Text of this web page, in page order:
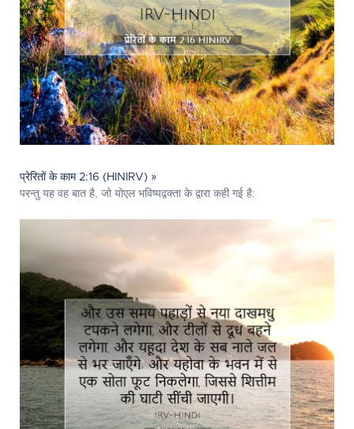
प्रेरितों के काम 2:16 (HINIRV) »
परन्तु यह वह बात है, जो योएल भविष्यद्वक्ता के द्वारा कही गई है: